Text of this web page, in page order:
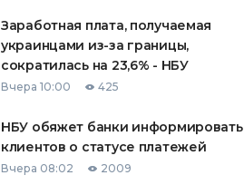
Заработная плата, получаемая
украинцами из-за границы,
сократилась на 23,6% - НБУ
Вчера 10:00 425
НБУ обяжет банки информировать
клиентов о статусе платежей
Вчера 08:02 2009